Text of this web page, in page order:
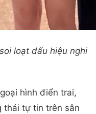
loạt dấu hiệu nghi
hình điển trai,
thái tự tin trên sân